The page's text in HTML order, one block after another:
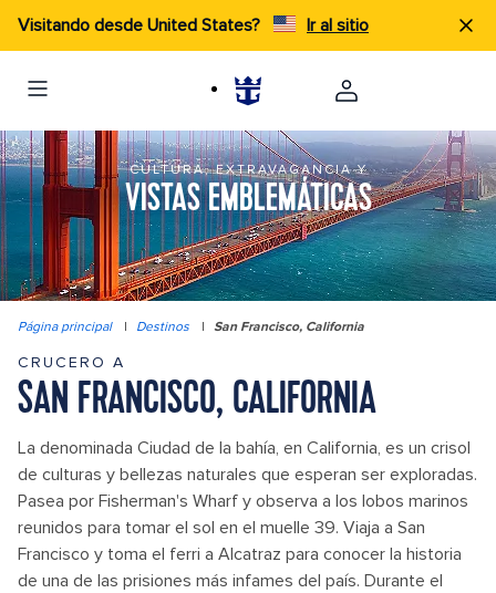
Visitando desde United States? Ir al sitio
CULTURA, EXTRAVAGANCIA Y
VISTAS EMBLEMÁTICAS
Página principal | Destinos | San Francisco, California
CRUCERO A
SAN FRANCISCO, CALIFORNIA
La denominada Ciudad de la bahía, en California, es un crisol
de culturas y bellezas naturales que esperan ser exploradas.
Pasea por Fisherman's Wharf y observa a los lobos marinos
reunidos para tomar el sol en el muelle 39. Viaja a San
Francisco y toma el ferri a Alcatraz para conocer la historia
de una de las prisiones más infames del país. Durante el